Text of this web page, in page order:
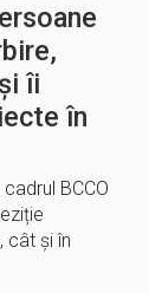
îi
în
BCCO
cât și în